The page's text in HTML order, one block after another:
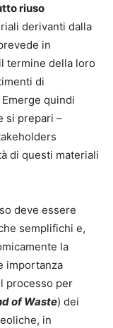
riuso
derivanti dalla
in
termine della loro
di
quindi
si prepari –
di questi materiali
deve essere
semplifichi e,
la
importanza
processo per
of Waste) dei
in